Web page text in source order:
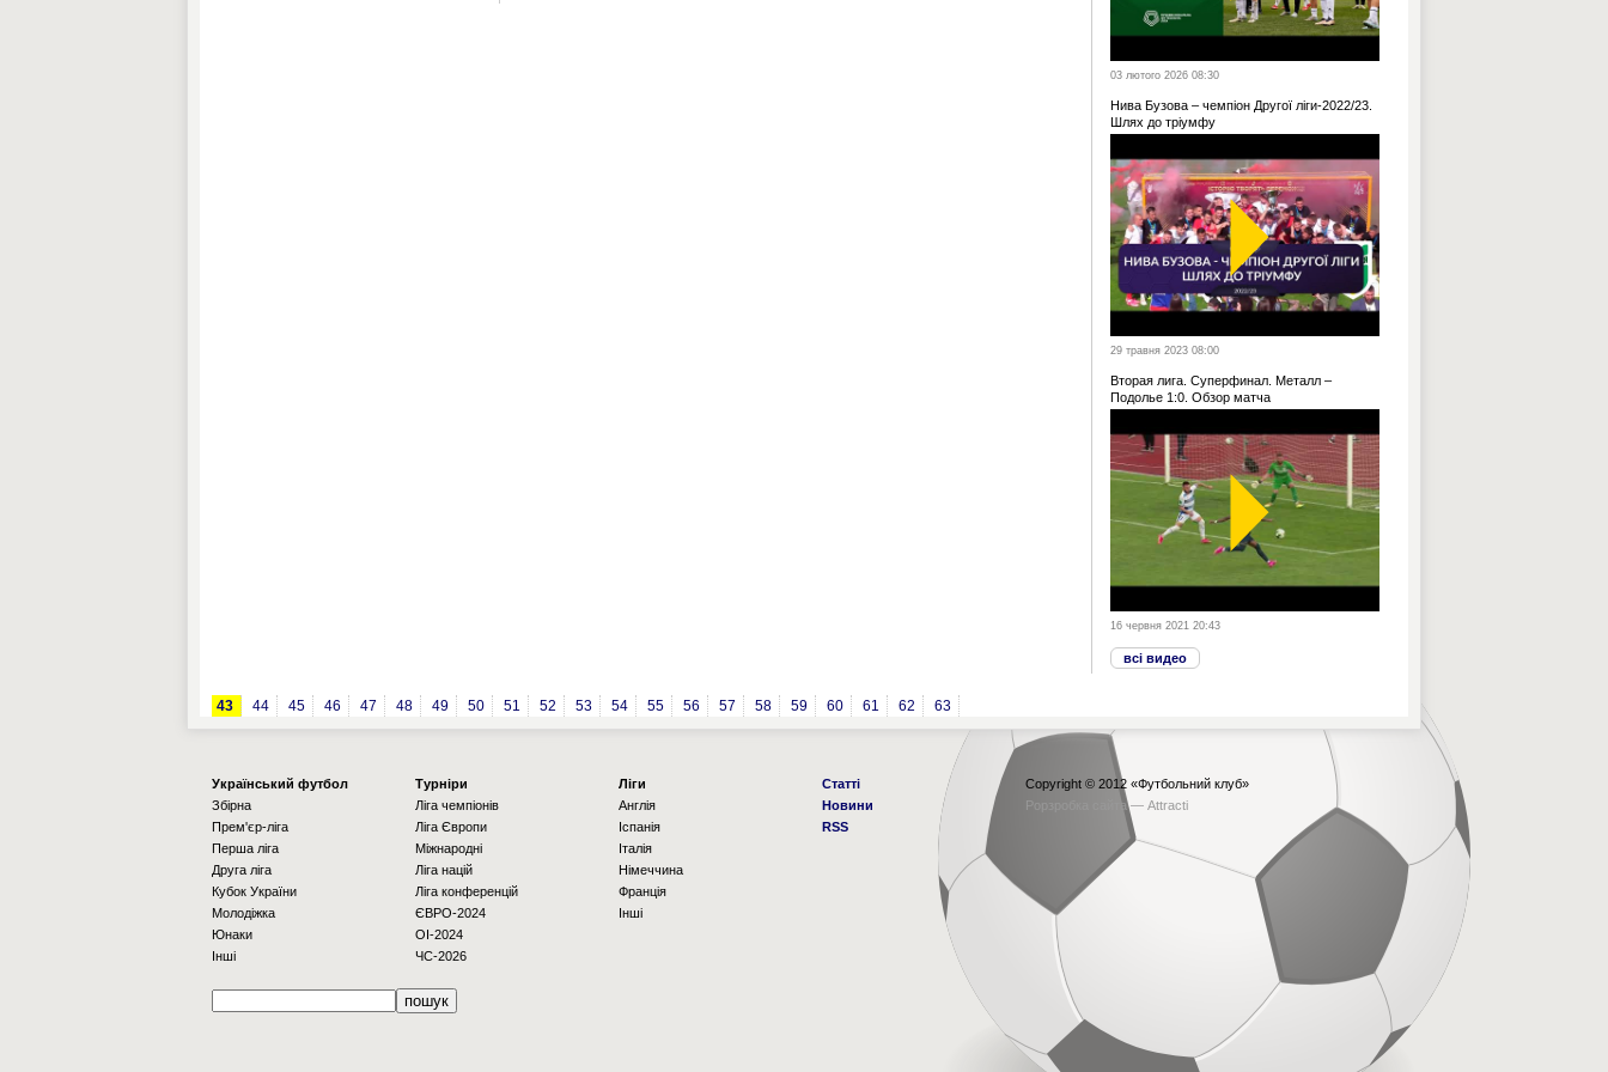
03 лютого 2026 08:30
Нива Бузова – чемпіон Другої ліги-2022/23.
Шлях до тріумфу
29 травня 2023 08:00
Вторая лига. Суперфинал. Металл –
Подолье 1:0. Обзор матча
16 червня 2021 20:43
всі видео
43 44 45 46 47 48 49 50 51 52 53 54 55 56 57 58 59 60 61 62 63
Українcький футбол
Збірна
Прем'єр-ліга
Перша ліга
Друга ліга
Кубок України
Молодіжка
Юнаки
Інші
Турніри
Ліга чемпіонів
Ліга Європи
Міжнародні
Ліга націй
Ліга конференцій
ЄВРО-2024
OI-2024
ЧС-2026
Ліги
Англія
Іспанія
Італія
Німеччина
Франція
Інші
Статті
Новини
RSS
Copyright © 2012 «Футбольний клуб»
Рорзробка сайта — Attracti